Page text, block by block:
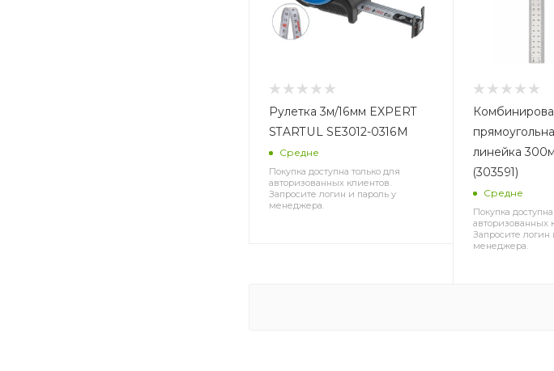
Рулетка 3м/16мм EXPERT
STARTUL SE3012-0316M
Средне
Покупка доступна только для
авторизованных клиентов.
Запросите логин и пароль у
менеджера.
линейка
(303591)
Средне
Покупка
авторизованных
Запросите логин
менеджера.